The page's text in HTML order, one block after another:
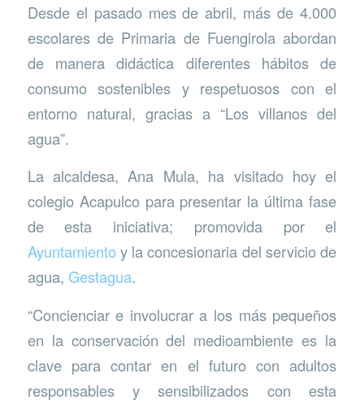
Desde el pasado mes de abril, más de 4.000
escolares de Primaria de Fuengirola abordan
de manera didáctica diferentes hábitos de
consumo sostenibles y respetuosos con el
entorno natural, gracias a “Los villanos del
agua”.
La alcaldesa, Ana Mula, ha visitado hoy el
colegio Acapulco para presentar la última fase
de esta iniciativa; promovida por el
Ayuntamientoy la concesionaria del servicio de
agua, Gestagua.
“Concienciar e involucrar a los más pequeños
en la conservación del medioambiente es la
clave para contar en el futuro con adultos
responsables y sensibilizados con esta